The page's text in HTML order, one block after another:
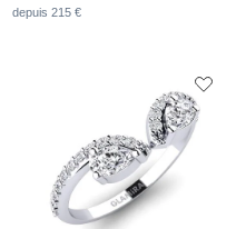
depuis 215 €